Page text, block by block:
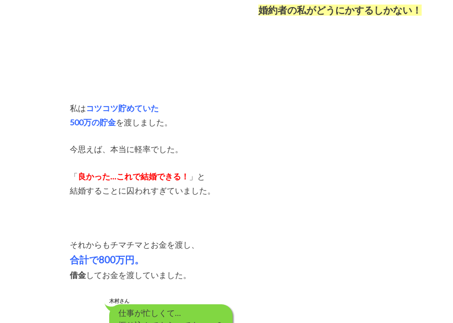
婚約者の私がどうにかするしかない！
私はコツコツ貯めていた
500万の貯金を渡しました。
今思えば、本当に軽率でした。
「良かった…これで結婚できる！
」と
結婚することに囚われすぎていました。
それからもチマチマとお金を渡し、
合計で800万円。
借金してお金を渡していました。
木村さん
仕事が忙しくて…